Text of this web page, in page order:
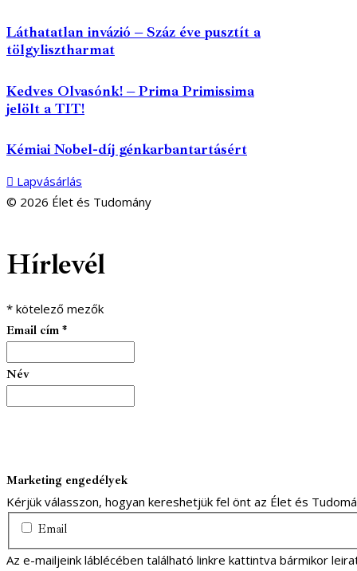
Láthatatlan invázió – Száz éve pusztít a
tölgylisztharmat
Kedves Olvasónk! – Prima Primissima
jelölt a TIT!
Kémiai Nobel-díj génkarbantartásért
Lapvásárlás
© 2026 Élet és Tudomány
Hírlevél
* kötelező mezők
Email cím *
Név
Marketing engedélyek
Kérjük válasszon, hogyan kereshetjük fel önt az Élet és
Email
Az e-mailjeink láblécében található linkre kattintva bármikor